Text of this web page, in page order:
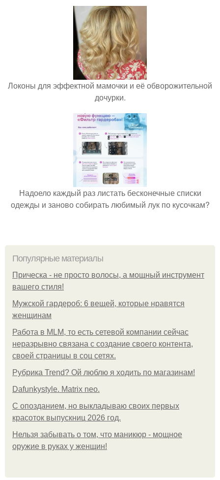
Локоны для эффектной мамочки и её обворожительной
дочурки.
Надоело каждый раз листать бесконечные списки
одежды и заново собирать любимый лук по кусочкам?
Популярные материалы
Прическа - не просто волосы, а мощный инструмент
вашего стиля!
Мужской гардероб: 6 вещей, которые нравятся
женщинам
Работа в MLM, то есть сетевой компании сейчас
неразрывно связана с создание своего контента,
своей страницы в соц сетях.
Рубрика Trend? Ой люблю я ходить по магазинам!
Dafunkystyle. Matrix neo.
С опозданием, но выкладываю своих первых
красоток выпускниц 2026 год.
Нельзя забывать о том, что маникюр - мощное
оружие в руках у женщин!